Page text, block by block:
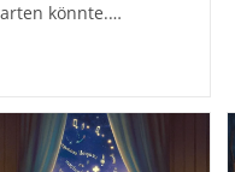
könnte.…